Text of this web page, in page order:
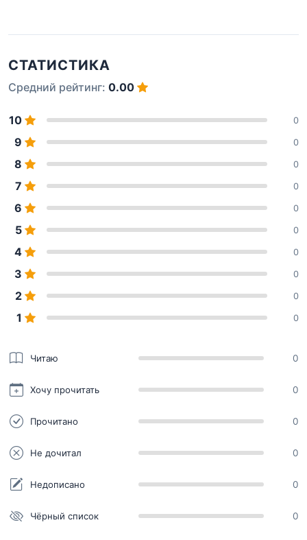
СТАТИСТИКА
Средний рейтинг: 0.00
10 0
9 0
8 0
7 0
6 0
5 0
4 0
3 0
2 0
1 0
Читаю 0
Хочу прочитать 0
Прочитано 0
Не дочитал 0
Недописано 0
Чёрный список 0